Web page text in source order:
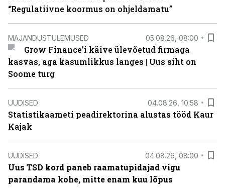
“Regulatiivne koormus on ohjeldamatu”
MAJANDUSTULEMUSED 05.08.26, 08:00
Grow Finance’i käive ülevõetud firmaga
kasvas, aga kasumlikkus langes | Uus siht on
Soome turg
UUDISED 04.08.26, 10:58
Statistikaameti peadirektorina alustas tööd Kaur
Kajak
UUDISED 04.08.26, 08:00
Uus TSD kord paneb raamatupidajad vigu
parandama kohe, mitte enam kuu lõpus